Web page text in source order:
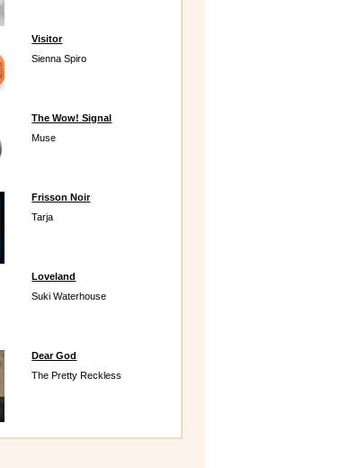
Visitor
Sienna Spiro
The Wow! Signal
Muse
Frisson Noir
Tarja
Loveland
Suki Waterhouse
Dear God
The Pretty Reckless